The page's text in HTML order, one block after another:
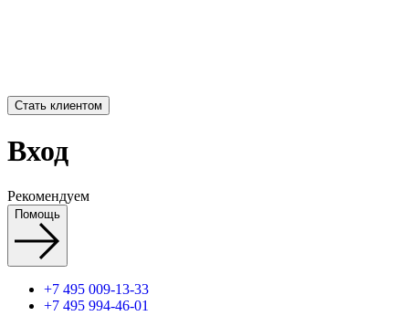
Стать клиентом
Вход
Рекомендуем
Помощь
+7 495 009-13-33
+7 495 994-46-01